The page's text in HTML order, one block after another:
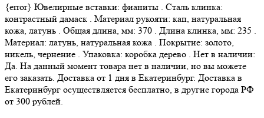
{error} Ювелирные вставки: фианиты . Сталь клинка:
контрастный дамаск . Материал рукояти: кап, натуральная
кожа, латунь . Общая длина, мм: 370 . Длина клинка, мм: 235 .
Материал: латунь, натуральная кожа . Покрытие: золото,
никель, чернение . Упаковка: коробка дерево . Нет в наличии:
Да. На данный момент товара нет в наличии, но вы можете
его заказать. Доставка от 1 дня в Екатеринбург. Доставка в
Екатеринбург осуществляется бесплатно, в другие города РФ
от 300 рублей.